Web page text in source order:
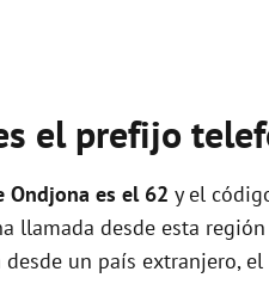
el prefijo
Ondjona es el 62 y el
llamada desde esta
desde un país extranjero,